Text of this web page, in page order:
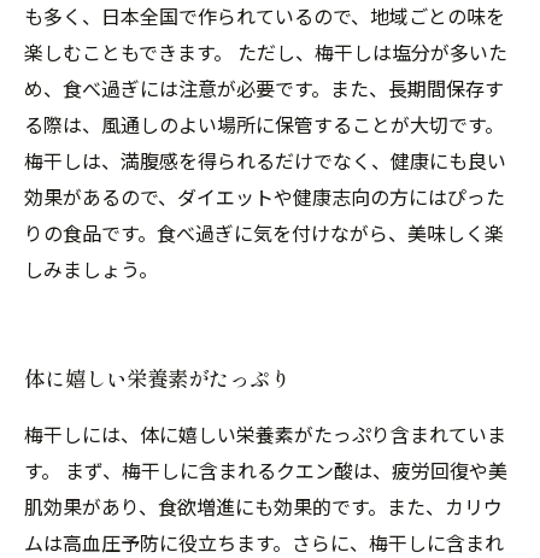
も多く、日本全国で作られているので、地域ごとの味を
楽しむこともできます。 ただし、梅干しは塩分が多いた
め、食べ過ぎには注意が必要です。また、長期間保存す
る際は、風通しのよい場所に保管することが大切です。
梅干しは、満腹感を得られるだけでなく、健康にも良い
効果があるので、ダイエットや健康志向の方にはぴった
りの食品です。食べ過ぎに気を付けながら、美味しく楽
しみましょう。
体に嬉しい栄養素がたっぷり
梅干しには、体に嬉しい栄養素がたっぷり含まれていま
す。 まず、梅干しに含まれるクエン酸は、疲労回復や美
肌効果があり、食欲増進にも効果的です。また、カリウ
ムは高血圧予防に役立ちます。さらに、梅干しに含まれ